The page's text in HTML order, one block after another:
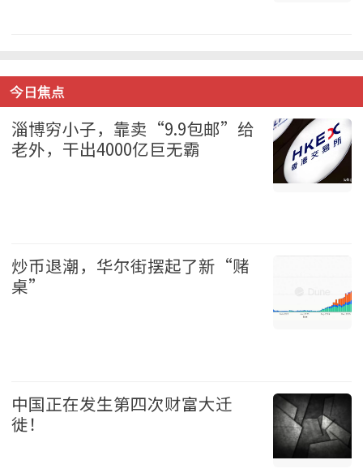
今日焦点
淄博穷小子，靠卖“9.9包邮”给
老外，干出4000亿巨无霸
炒币退潮，华尔街摆起了新“赌
桌”
中国正在发生第四次财富大迁
徙！